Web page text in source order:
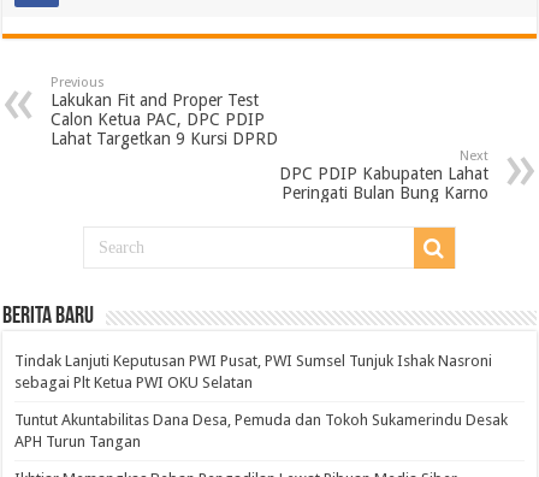
Previous
Lakukan Fit and Proper Test
Calon Ketua PAC, DPC PDIP
Lahat Targetkan 9 Kursi DPRD
Next
DPC PDIP Kabupaten Lahat
Peringati Bulan Bung Karno
BERITA BARU
Tindak Lanjuti Keputusan PWI Pusat, PWI Sumsel Tunjuk Ishak Nasroni
sebagai Plt Ketua PWI OKU Selatan
Tuntut Akuntabilitas Dana Desa, Pemuda dan Tokoh Sukamerindu Desak
APH Turun Tangan